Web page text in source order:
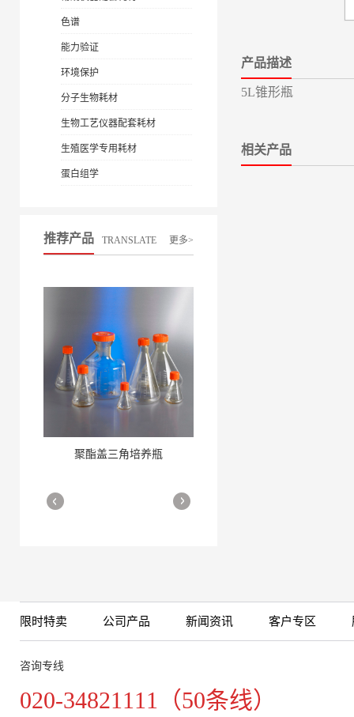
色谱
能力验证
环境保护
分子生物耗材
生物工艺仪器配套耗材
生殖医学专用耗材
蛋白组学
推荐产品 TRANSLATE 更多>
聚酯盖三角培养瓶
细胞培养瓶
More
产品描述
5L锥形瓶
相关产品
限时特卖 公司产品 新闻资讯 客户专区
咨询专线
020-34821111（50条线）